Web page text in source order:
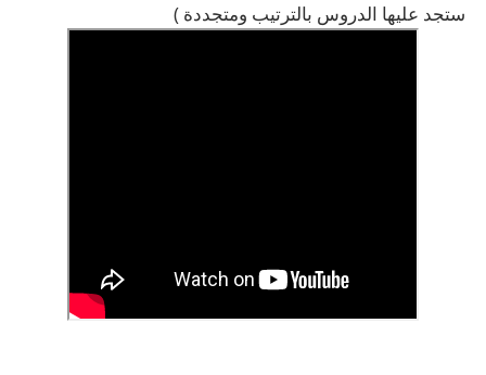
ستجد عليها الدروس بالترتيب ومتجددة )